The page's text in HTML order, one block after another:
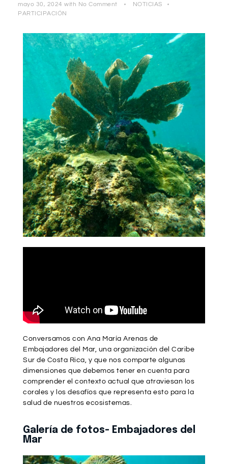
mayo 30, 2024 with No Comment
NOTICIAS
PARTICIPACIÓN
Conversamos con Ana María Arenas de
Embajadores del Mar, una organización del Caribe
Sur de Costa Rica, y que nos comparte algunas
dimensiones que debemos tener en cuenta para
comprender el contexto actual que atraviesan los
corales y los desafíos que representa esto para la
salud de nuestros ecosistemas.
Galería de fotos- Embajadores del
Mar